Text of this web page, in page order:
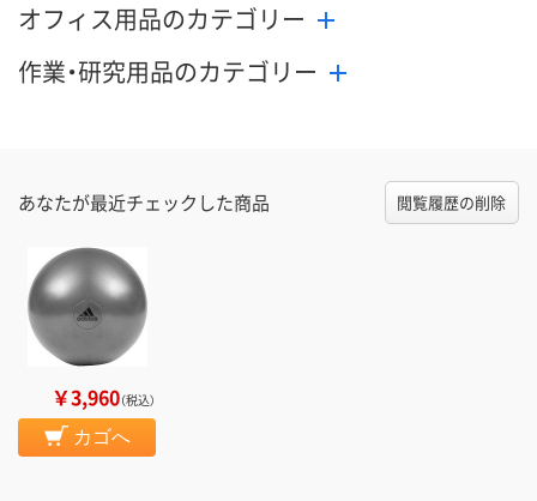
オフィス用品のカテゴリー
作業・研究用品のカテゴリー
あなたが最近チェックした商品 閲覧履歴の削除
￥3,960（税込）
カゴへ